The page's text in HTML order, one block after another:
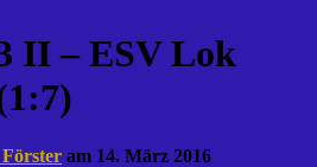
II – ESV Lok
am 14. März 2016